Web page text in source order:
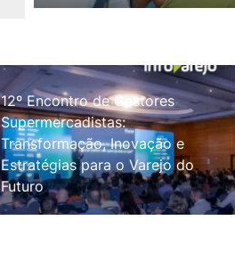
12º Encontro de Gestores
Supermercadistas:
Transformação, Inovação e
Estratégias para o Varejo do
Futuro